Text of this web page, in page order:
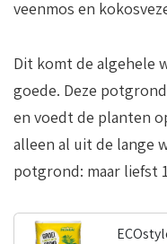
veenmos en
Dit komt de algehele
goede. Deze
en voedt de planten
alleen al uit de lange
potgrond: maar liefst